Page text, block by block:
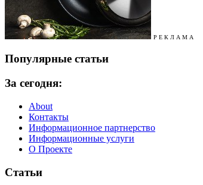
Р Е К Л А М А
Популярные статьи
За сегодня:
About
Контакты
Информационное партнерство
Информационные услуги
О Проекте
Статьи